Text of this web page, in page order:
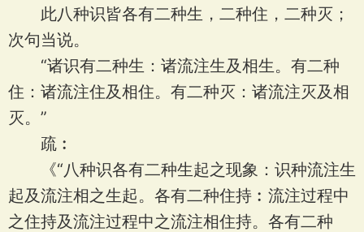
此八种识皆各有二种生，二种住，二种灭；
次句当说。
“诸识有二种生：诸流注生及相生。有二种
住：诸流注住及相住。有二种灭：诸流注灭及相
灭。”
疏︰
《“八种识各有二种生起之现象：识种流注生
起及流注相之生起。各有二种住持︰流注过程中
之住持及流注过程中之流注相住持。各有二种